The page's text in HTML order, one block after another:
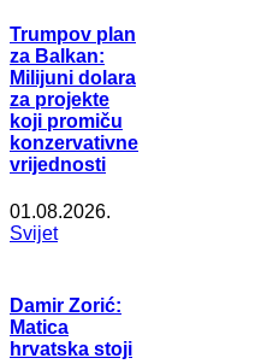
Trumpov plan
za Balkan:
Milijuni dolara
za projekte
koji promiču
konzervativne
vrijednosti
01.08.2026.
Svijet
Damir Zorić:
Matica
hrvatska stoji